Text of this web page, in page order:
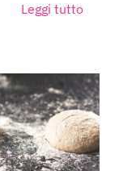
Leggi tutto